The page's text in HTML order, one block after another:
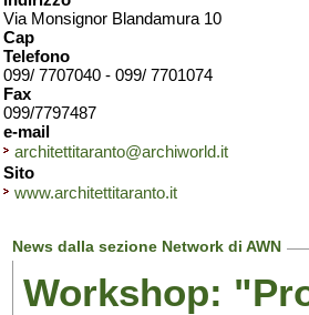
Via Monsignor Blandamura 10
Cap
Telefono
099/ 7707040 - 099/ 7701074
Fax
099/7797487
e-mail
architettitaranto@archiworld.it
Sito
www.architettitaranto.it
News dalla sezione Network di AWN
Workshop: